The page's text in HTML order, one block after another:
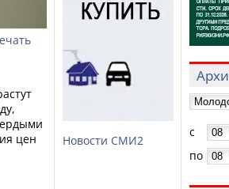
цен
Новости СМИ2
с
по